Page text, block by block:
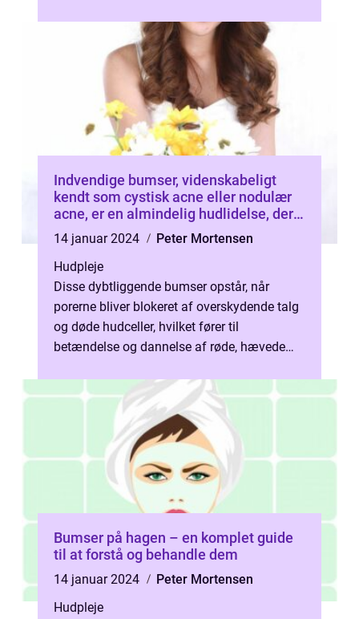
Indvendige bumser, videnskabeligt
kendt som cystisk acne eller nodulær
acne, er en almindelig hudlidelse, der
kan være frustrerende og smertefuld
for dem, der lider af det
14 januar 2024
Peter Mortensen
Hudpleje
Disse dybtliggende bumser opstår, når
porerne bliver blokeret af overskydende talg
og døde hudceller, hvilket fører til
betændelse og dannelse af røde, hævede
Bumser på hagen – en komplet guide
til at forstå og behandle dem
14 januar 2024
Peter Mortensen
Hudpleje